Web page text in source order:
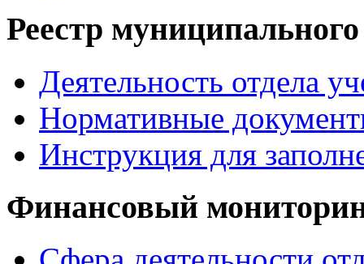
Реестр
Деятельность отдела
Нормативные
Инструкция для
Финансовый